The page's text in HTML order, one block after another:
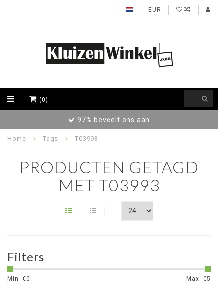
EUR
(0)
97% beveelt ons aan
Home Tags T03993
PRODUCTEN GETAGD
MET T03993
Filters
Min: €0 Max: €5